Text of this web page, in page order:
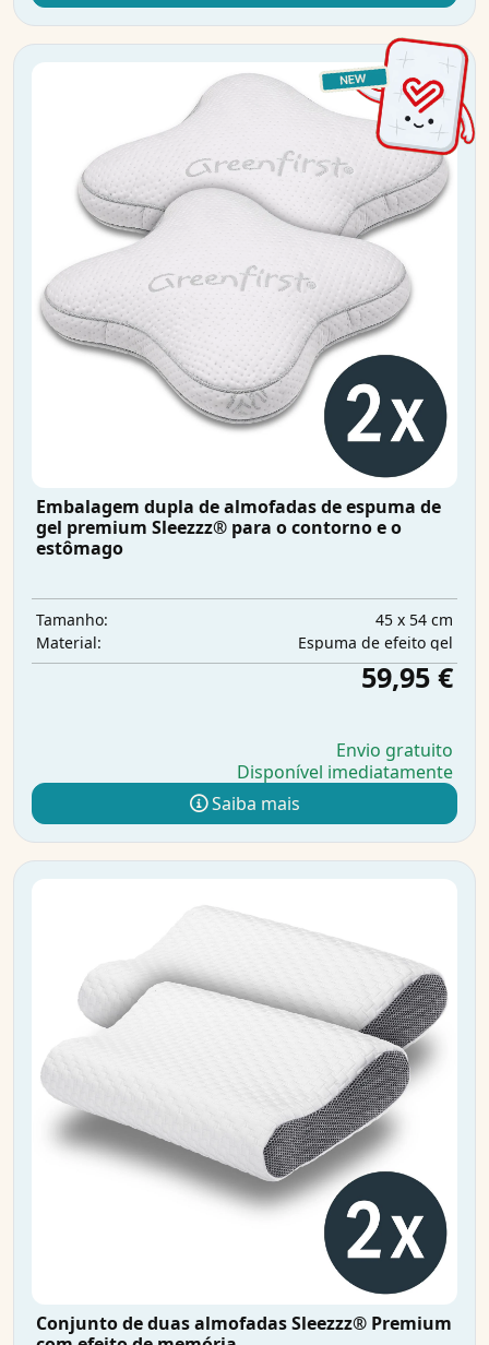
Embalagem dupla de almofadas de espuma de
gel premium Sleezzz® para o contorno e o
estômago
Tamanho:
45 x 54 cm
Material:
Espuma de efeito gel
59,95 €
Envio gratuito
Disponível imediatamente
Saiba mais
Conjunto de duas almofadas Sleezzz® Premium